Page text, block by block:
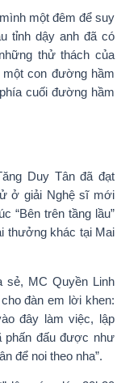
một đêm để suy
tỉnh dậy anh đã có
thử thách của
một con đường hầm
cuối đường hầm
Duy Tân đã đạt
ở giải Nghệ sĩ mới
“Bên trên tầng lầu”
thưởng khác tại Mai
sẻ, MC Quyền Linh
đàn em lời khen:
đây làm việc, lập
phấn đấu được như
để noi theo nha”.